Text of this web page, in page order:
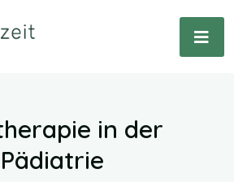
in der
Pädiatrie